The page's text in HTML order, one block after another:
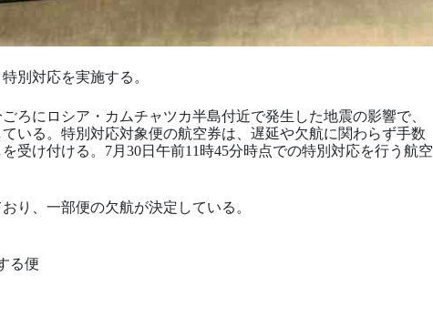
別対応を実施する。
ろにロシア・カムチャツカ半島付近で発生した地震の影響で、
ている。特別対応対象便の航空券は、遅延や欠航に関わらず手数
受け付ける。7月30日午前11時45分時点での特別対応を行う航空
り、一部便の欠航が決定している。
る便